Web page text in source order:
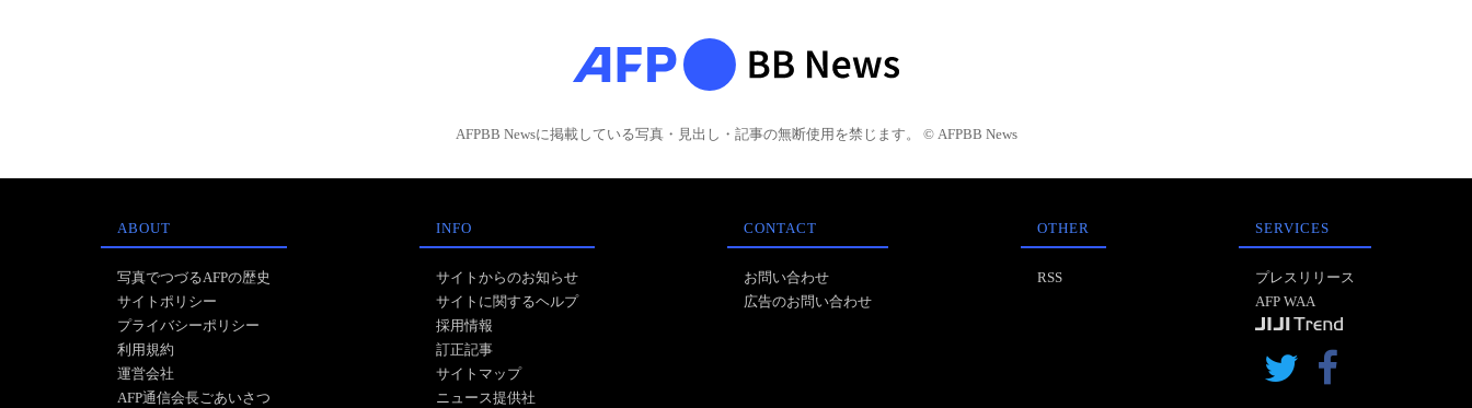
AFPBB Newsに掲載している写真・見出し・記事の無断使用を禁じます。 © AFPBB News
ABOUT
写真でつづるAFPの歴史
サイトポリシー
プライバシーポリシー
利用規約
運営会社
AFP通信会長ごあいさつ
INFO
サイトからのお知らせ
サイトに関するヘルプ
採用情報
訂正記事
サイトマップ
ニュース提供社
CONTACT
お問い合わせ
広告のお問い合わせ
OTHER
RSS
SERVICES
プレスリリース
AFP WAA